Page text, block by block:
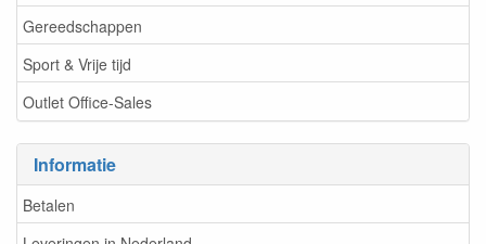
Gereedschappen
Sport & Vrije tijd
Outlet Office-Sales
Informatie
Betalen